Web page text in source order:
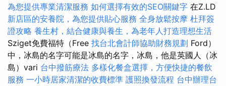
為您提供專業清潔服務 如何選擇有效的SEO關鍵字 在Z.LD
新店區的安養院，為您提供貼心服務 全身放鬆按摩 杜拜簽
證攻略 養生村，結合健康與養生，為老年人打造理想生活
Sziget免費福特（Free 找台北會計師協助財務規劃 Ford）
中，冰島的名字可能是冰島的名字，冰島，他是英國人（冰
島）vari 台中撥筋療法 多樣化餐盒選擇，方便快捷的餐飲
服務 一小時居家清潔的收費標準 護照換發流程 台中辦理台